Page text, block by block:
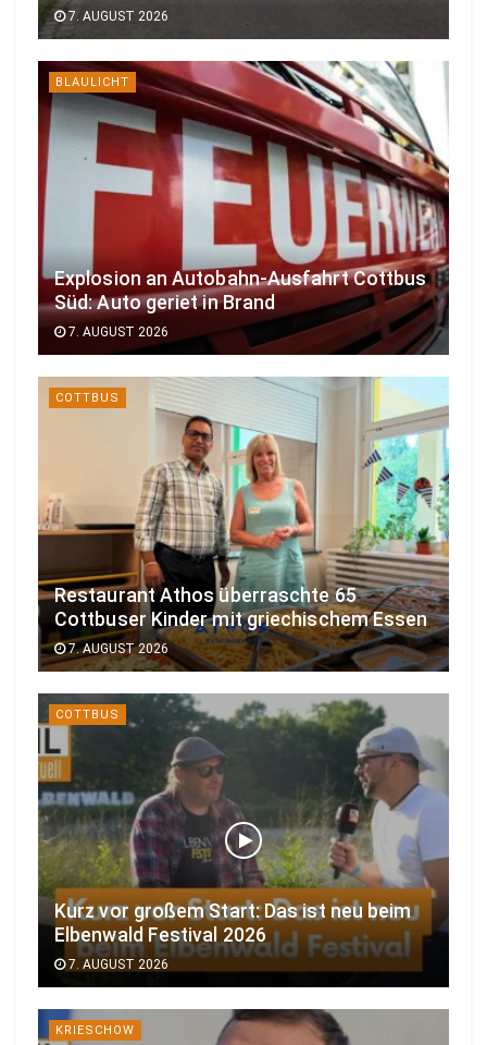
7. AUGUST 2026
BLAULICHT
Explosion an Autobahn-Ausfahrt Cottbus
Süd: Auto geriet in Brand
7. AUGUST 2026
COTTBUS
Restaurant Athos überraschte 65
Cottbuser Kinder mit griechischem Essen
7. AUGUST 2026
COTTBUS
Kurz vor großem Start: Das ist neu beim
Elbenwald Festival 2026
7. AUGUST 2026
KRIESCHOW